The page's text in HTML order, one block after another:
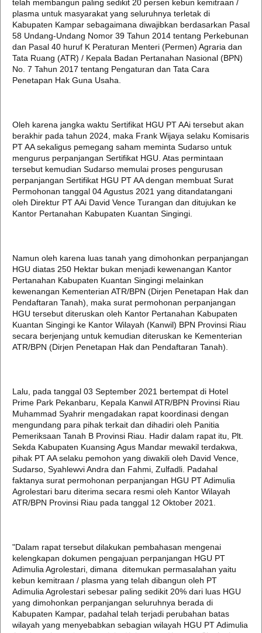
telah membangun paling sedikit 20 persen kebun kemitraan /
plasma untuk masyarakat yang seluruhnya terletak di
Kabupaten Kampar sebagaimana diwajibkan berdasarkan Pasal
58 Undang-Undang Nomor 39 Tahun 2014 tentang Perkebunan
dan Pasal 40 huruf K Peraturan Menteri (Permen) Agraria dan
Tata Ruang (ATR) / Kepala Badan Pertanahan Nasional (BPN)
No. 7 Tahun 2017 tentang Pengaturan dan Tata Cara
Penetapan Hak Guna Usaha.
Oleh karena jangka waktu Sertifikat HGU PT AAi tersebut akan
berakhir pada tahun 2024, maka Frank Wijaya selaku Komisaris
PT AA sekaligus pemegang saham meminta Sudarso untuk
mengurus perpanjangan Sertifikat HGU. Atas permintaan
tersebut kemudian Sudarso memulai proses pengurusan
perpanjangan Sertifikat HGU PT AA dengan membuat Surat
Permohonan tanggal 04 Agustus 2021 yang ditandatangani
oleh Direktur PT AAi David Vence Turangan dan ditujukan ke
Kantor Pertanahan Kabupaten Kuantan Singingi.
Namun oleh karena luas tanah yang dimohonkan perpanjangan
HGU diatas 250 Hektar bukan menjadi kewenangan Kantor
Pertanahan Kabupaten Kuantan Singingi melainkan
kewenangan Kementerian ATR/BPN (Dirjen Penetapan Hak dan
Pendaftaran Tanah), maka surat permohonan perpanjangan
HGU tersebut diteruskan oleh Kantor Pertanahan Kabupaten
Kuantan Singingi ke Kantor Wilayah (Kanwil) BPN Provinsi Riau
secara berjenjang untuk kemudian diteruskan ke Kementerian
ATR/BPN (Dirjen Penetapan Hak dan Pendaftaran Tanah).
Lalu, pada tanggal 03 September 2021 bertempat di Hotel
Prime Park Pekanbaru, Kepala Kanwil ATR/BPN Provinsi Riau
Muhammad Syahrir mengadakan rapat koordinasi dengan
mengundang para pihak terkait dan dihadiri oleh Panitia
Pemeriksaan Tanah B Provinsi Riau. Hadir dalam rapat itu, Plt.
Sekda Kabupaten Kuansing Agus Mandar mewakil terdakwa,
pihak PT AA selaku pemohon yang diwakili oleh David Vence,
Sudarso, Syahlewvi Andra dan Fahmi, Zulfadli. Padahal
faktanya surat permohonan perpanjangan HGU PT Adimulia
Agrolestari baru diterima secara resmi oleh Kantor Wilayah
ATR/BPN Provinsi Riau pada tanggal 12 Oktober 2021.
"Dalam rapat tersebut dilakukan pembahasan mengenai
kelengkapan dokumen pengajuan perpanjangan HGU PT
Adimulia Agrolestari, dimana ditemukan permasalahan yaitu
kebun kemitraan / plasma yang telah dibangun oleh PT
Adimulia Agrolestari sebesar paling sedikit 20% dari luas HGU
yang dimohonkan perpanjangan seluruhnya berada di
Kabupaten Kampar, padahal telah terjadi perubahan batas
wilayah yang menyebabkan sebagian wilayah HGU PT Adimulia